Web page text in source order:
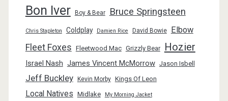
Bon Iver Boy & Bear Bruce Springsteen
Chris Stapleton Coldplay Damien Rice David Bowie Elbow
Fleet Foxes Fleetwood Mac Grizzly Bear Hozier
Israel Nash James Vincent McMorrow Jason Isbell
Jeff Buckley Kevin Morby Kings Of Leon
Local Natives Midlake My Morning Jacket